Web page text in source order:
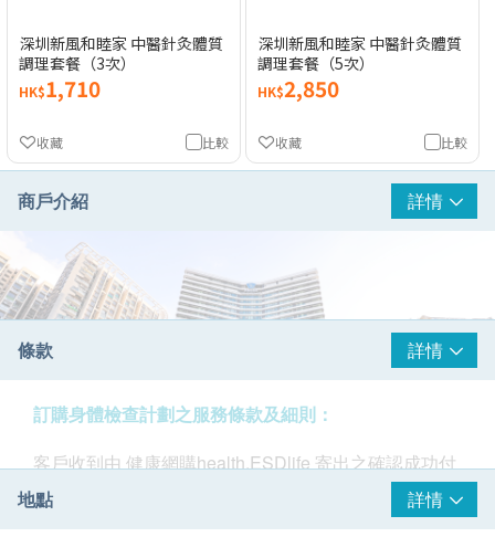
深圳新風和睦家 中醫針灸體質
調理套餐（3次）
HK$1,710
比較
收藏
深圳新風和睦家 中醫針灸體質
調理套餐（5次）
HK$2,850
比較
收藏
商戶介紹 詳情
條款 詳情
訂購身體檢查計劃之服務條款及細則：
客戶收到由 健康網購health.ESDlife 寄出之確認成功付
款電郵後，深圳新風和睦家將於1-2個工作天內，致電
客戶預約身體檢查時間。預約成功後，客戶會收到短信
通知。
地點 詳情